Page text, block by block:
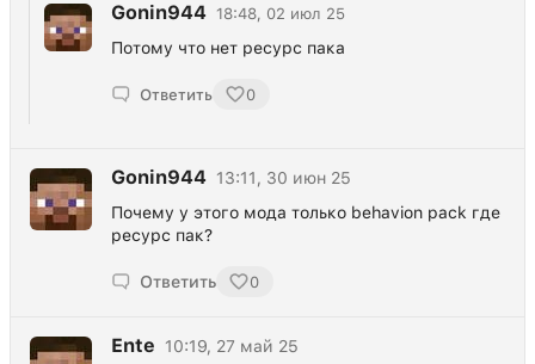
Gonin944 18:48, 02 июл 25
Потому что нет ресурс пака
Ответить 0
Gonin944 13:11, 30 июн 25
Почему у этого мода только behavion pack где
ресурс пак?
Ответить 0
Ente
10:19, 27 май 25